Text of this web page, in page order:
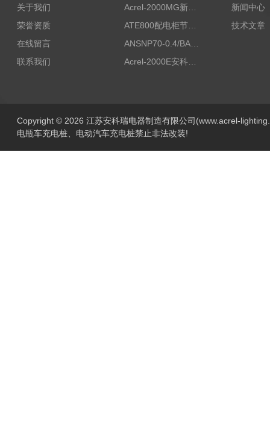
关于我们
荣誉资质
在线留言
联系我们
Acrel-2000MG新能源消纳安科瑞微电网能量管理系统
ATE800配电柜节点无线测温/表带捆绑/无源感应取电
ANSNP70-0.4/BANSNP中线安防保护器 治理三相不平衡
Acrel-2000E安科瑞Acrel配电室综合监控系统
新闻中心
技术文章
Copyright © 2026 江苏安科瑞电器制造有限公司(www.acrel-
电瓶车充电桩、电动汽车充电桩禁止非法改装!